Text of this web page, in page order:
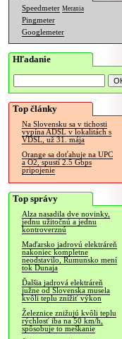
Speedmeter Merania
Pingmeter
Googlemeter
Hľadanie
Top články
Na Slovensku sa v tichosti
vypína ADSL v lokalitách s
VDSL, už 31. mája
Orange sa doťahuje na UPC
a O2, spustí 2.5 Gbps
pripojenie
Top správy
Alza nasadila dve novinky,
jednu užitočnú a jednu
kontroverznú
Maďarsko jadrovú elektráreň
nakoniec kompletne
neodstavilo, Rumunsko mení
tok Dunaja
Ďalšia jadrová elektráreň
južne od Slovenska musela
kvôli teplu znížiť výkon
Železnice znižujú kvôli teplu
rýchlosť iba na 50 km/h,
spôsobuje to meškanie